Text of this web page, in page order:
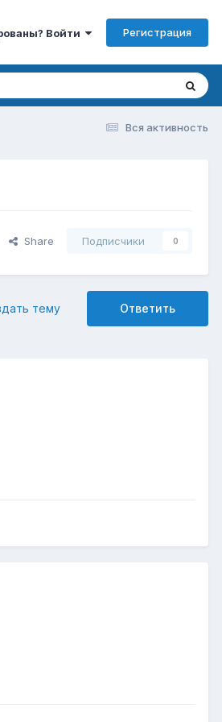
Войти Регистрация
Вся активность
Share Подписчики 0
Ответить
тему